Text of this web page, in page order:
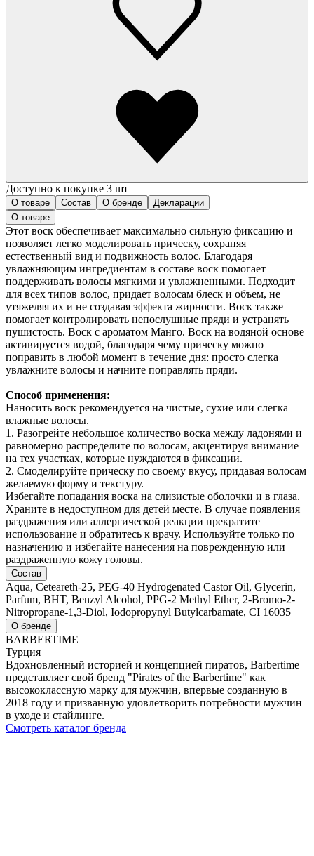
Доступно к покупке 3 шт
О товаре Состав О бренде
Декларации
О товаре
Этот воск обеспечивает максимально сильную фиксацию и
позволяет легко моделировать прическу, сохраняя
естественный вид и подвижность волос. Благодаря
увлажняющим ингредиентам в составе воск помогает
поддерживать волосы мягкими и увлажненными. Подходит
для всех типов волос, придает волосам блеск и объем, не
утяжеляя их и не создавая эффекта жирности. Воск также
помогает контролировать непослушные пряди и устранять
пушистость. Воск с ароматом Манго. Воск на водяной основе
активируется водой, благодаря чему прическу можно
поправить в любой момент в течение дня: просто слегка
увлажните волосы и начните поправлять пряди.
Способ применения:
Наносить воск рекомендуется на чистые, сухие или слегка
влажные волосы.
1. Разогрейте небольшое количество воска между ладонями и
равномерно распределите по волосам, акцентируя внимание
на тех участках, которые нуждаются в фиксации.
2. Смоделируйте прическу по своему вкусу, придавая волосам
желаемую форму и текстуру.
Избегайте попадания воска на слизистые оболочки и в глаза.
Храните в недоступном для детей месте. В случае появления
раздражения или аллергической реакции прекратите
использование и обратитесь к врачу. Используйте только по
назначению и избегайте нанесения на поврежденную или
раздраженную кожу головы.
Состав
Aqua, Ceteareth-25, PEG-40 Hydrogenated Castor Oil, Glycerin,
Parfum, BHT, Benzyl Alcohol, PPG-2 Methyl Ether, 2-Bromo-2-
Nitropropane-1,3-Diol, Iodopropynyl Butylcarbamate, CI 16035
О бренде
BARBERTIME
Турция
Вдохновленный историей и концепцией пиратов, Barbertime
представляет свой бренд "Pirates of the Barbertime" как
высококлассную марку для мужчин, впервые созданную в
2018 году и призванную удовлетворить потребности мужчин
в уходе и стайлинге.
Смотреть каталог бренда